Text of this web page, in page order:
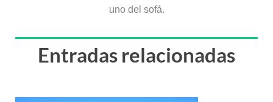
uno del sofá.
Entradas relacionadas